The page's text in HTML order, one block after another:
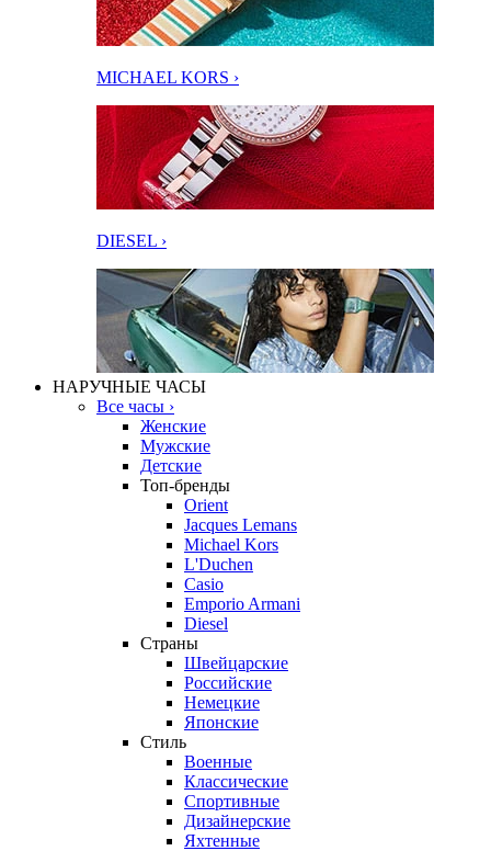
MICHAEL KORS ›
DIESEL ›
НАРУЧНЫЕ ЧАСЫ
Все часы ›
Женские
Мужские
Детские
Топ-бренды
Orient
Jacques Lemans
Michael Kors
L'Duchen
Casio
Emporio Armani
Diesel
Страны
Швейцарские
Российские
Немецкие
Японские
Стиль
Военные
Классические
Спортивные
Дизайнерские
Яхтенные